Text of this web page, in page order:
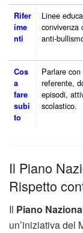
Rifer
ime
nti
Linee
convivenza
anti-
Cos
a
fare
subi
to
Parlare
referente,
episodi,
scolastico.
Il Piano
Rispetto
Il Piano
un’iniziativa del